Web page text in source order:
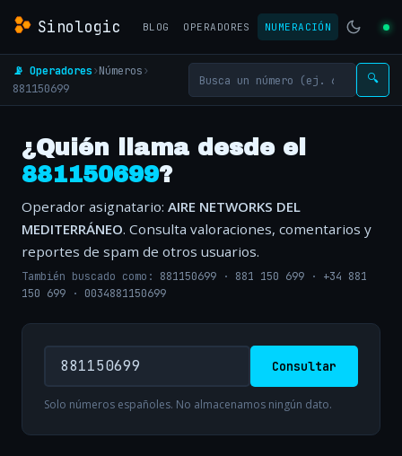
Sinologic BLOG OPERADORES NUMERACIÓN
📡 Operadores›Números›
881150699
🔍
¿Quién llama desde el
881150699?
Operador asignatario: AIRE NETWORKS DEL
MEDITERRÁNEO. Consulta valoraciones, comentarios y
reportes de spam de otros usuarios.
También buscado como: 881150699 · 881 150 699 · +34 881
150 699 · 0034881150699
Consultar
Solo números españoles. No almacenamos ningún dato.